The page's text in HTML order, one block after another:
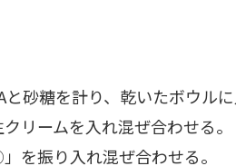
砂糖を計り、乾いたボウルに
リームを入れ混ぜ合わせる。
振り入れ混ぜ合わせる。